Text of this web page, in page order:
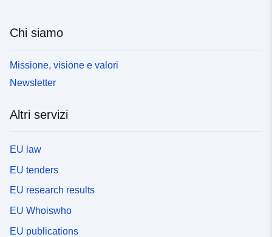
Chi siamo
Missione, visione e valori
Newsletter
Altri servizi
EU law
EU tenders
EU research results
EU Whoiswho
EU publications